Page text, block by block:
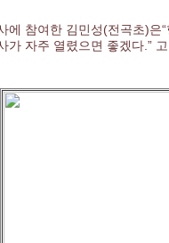
에 참여한 김민성(전곡초)은
가 자주 열렸으면 좋겠다.”